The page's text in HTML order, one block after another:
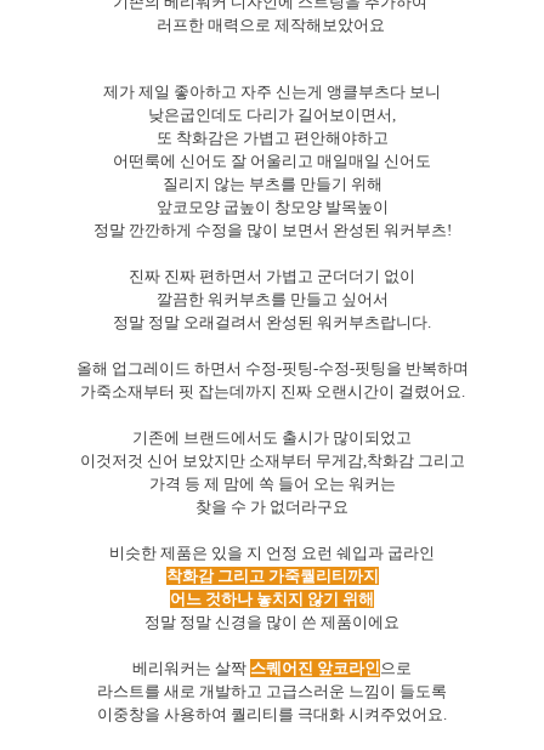
러프한 매력으로 제작해보았어요
제가 제일 좋아하고 자주 신는게 앵클부츠다 보니
낮은굽인데도 다리가 길어보이면서,
또 착화감은 가볍고 편안해야하고
어떤룩에 신어도 잘 어울리고 매일매일 신어도
질리지 않는 부츠를 만들기 위해
앞코모양 굽높이 창모양 발목높이
정말 깐깐하게 수정을 많이 보면서 완성된 워커부츠!
진짜 진짜 편하면서 가볍고 군더더기 없이
깔끔한 워커부츠를 만들고 싶어서
정말 정말 오래걸려서 완성된 워커부츠랍니다.
올해 업그레이드 하면서 수정-핏팅-수정-핏팅을 반복하며
가죽소재부터 핏 잡는데까지 진짜 오랜시간이 걸렸어요.
기존에 브랜드에서도 출시가 많이되었고
이것저것 신어 보았지만 소재부터 무게감,착화감 그리고
가격 등 제 맘에 쏙 들어 오는 워커는
찾을 수 가 없더라구요
비슷한 제품은 있을 지 언정 요런 쉐입과 굽라인
착화감 그리고 가죽퀄리티까지
어느 것하나 놓치지 않기 위해
정말 정말 신경을 많이 쓴 제품이에요
베리워커는 살짝 스퀘어진 앞코라인으로
라스트를 새로 개발하고 고급스러운 느낌이 들도록
이중창을 사용하여 퀄리티를 극대화 시켜주었어요.